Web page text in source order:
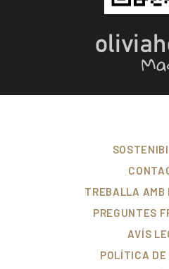
TREBALLA AMB
PREGUNTES
AVÍS
POLÍTICA DE